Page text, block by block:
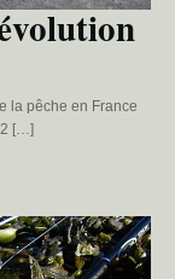
la pêche en France
[…]